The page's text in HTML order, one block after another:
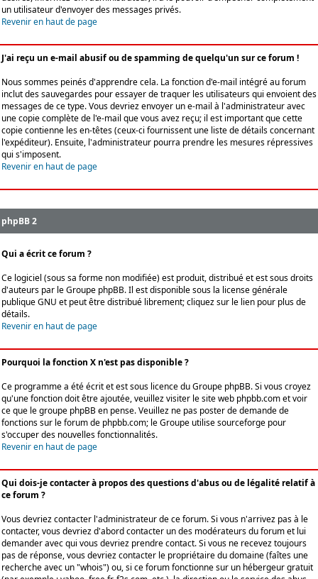
un utilisateur d'envoyer des messages privés.
Revenir en haut de page
J'ai reçu un e-mail abusif ou de spamming de quelqu'un sur ce forum !
Nous sommes peinés d'apprendre cela. La fonction d'e-mail intégré au forum
inclut des sauvegardes pour essayer de traquer les utilisateurs qui envoient des
messages de ce type. Vous devriez envoyer un e-mail à l'administrateur avec
une copie complète de l'e-mail que vous avez reçu; il est important que cette
copie contienne les en-têtes (ceux-ci fournissent une liste de détails concernant
l'expéditeur). Ensuite, l'administrateur pourra prendre les mesures répressives
qui s'imposent.
Revenir en haut de page
phpBB 2
Qui a écrit ce forum ?
Ce logiciel (sous sa forme non modifiée) est produit, distribué et est sous droits
d'auteurs par leGroupe phpBB. Il est disponible sous la license générale
publique GNU et peut être distribué librement; cliquez sur le lien pour plus de
détails.
Revenir en haut de page
Pourquoi la fonction X n'est pas disponible ?
Ce programme a été écrit et est sous licence du Groupe phpBB. Si vous croyez
qu'une fonction doit être ajoutée, veuillez visiter le site web phpbb.com et voir
ce que le groupe phpBB en pense. Veuillez ne pas poster de demande de
fonctions sur le forum de phpbb.com; le Groupe utilise sourceforge pour
s'occuper des nouvelles fonctionnalités.
Revenir en haut de page
Qui dois-je contacter à propos des questions d'abus ou de légalité relatif à
ce forum ?
Vous devriez contacter l'administrateur de ce forum. Si vous n'arrivez pas à le
contacter, vous devriez d'abord contacter un des modérateurs du forum et lui
demander avec qui vous devriez prendre contact. Si vous ne recevez toujours
pas de réponse, vous devriez contacter le propriétaire du domaine (faîtes une
recherche avec un "whois") ou, si ce forum fonctionne sur un hébergeur gratuit